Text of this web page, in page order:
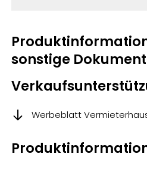
sonstige
Werbeblatt